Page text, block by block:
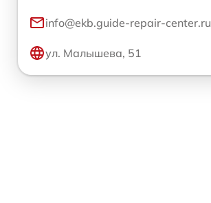
info@ekb.guide-repair-center.ru
ул. Малышева, 51